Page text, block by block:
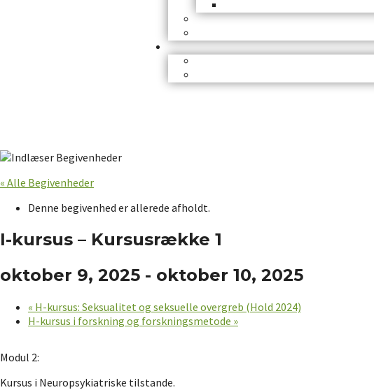
« Alle Begivenheder
Denne begivenhed er allerede afholdt.
I-kursus – Kursusrække 1
oktober 9, 2025 - oktober 10, 2025
« H-kursus: Seksualitet og seksuelle overgreb (Hold 2024)
H-kursus i forskning og forskningsmetode »
Modul 2:
Kursus i Neuropsykiatriske tilstande.